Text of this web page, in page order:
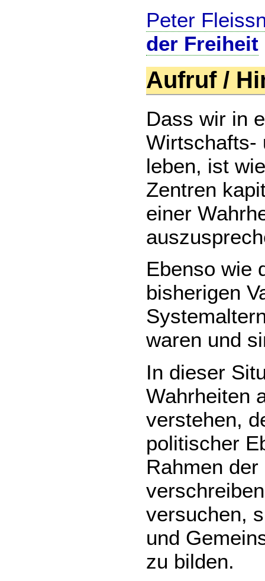
Peter
der Freiheit
Aufruf /
Dass wir in
Wirtschafts-
leben, ist
Zentren
einer
Ebenso wie
bisherigen
waren und
In dieser
Wahrheiten
verstehen,
politischer
Rahmen
versuchen,
und
zu bilden.